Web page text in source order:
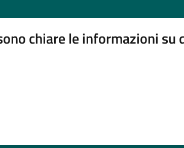
chiare le informazioni su